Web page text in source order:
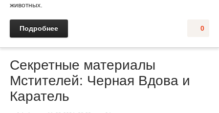
животных.
0
Подробнее
Секретные материалы
Мстителей: Черная Вдова и
Каратель